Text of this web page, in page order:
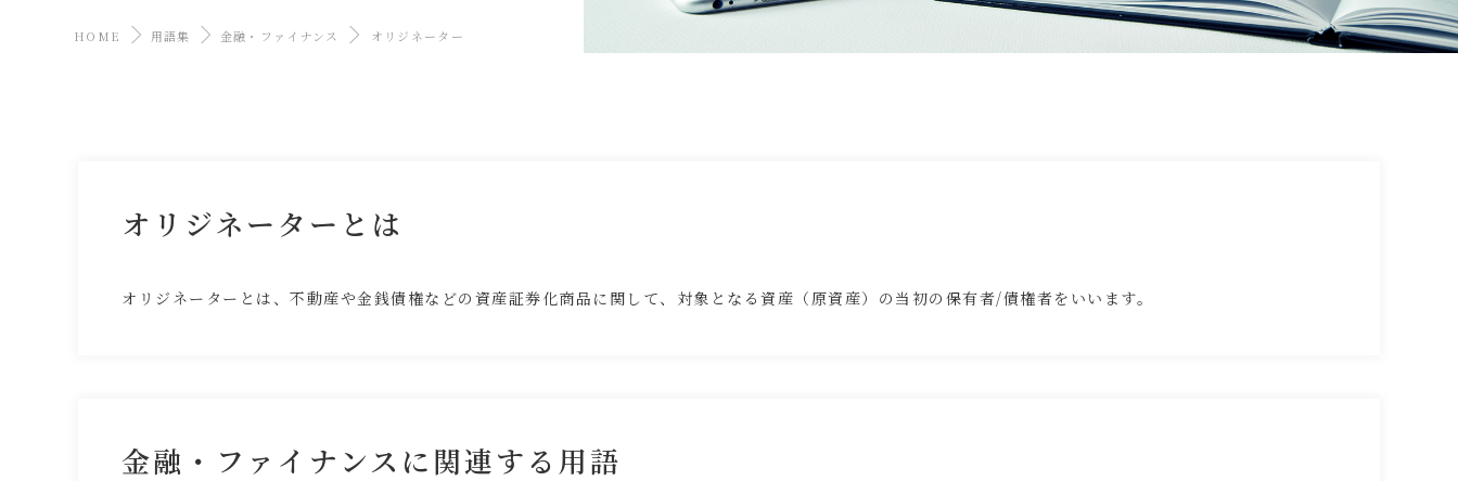
HOME 用語集 金融・ファイナンス オリジネーター
オリジネーターとは
オリジネーターとは、不動産や金銭債権などの資産証券化商品に関して、対象となる資産（原資産）の当初の保有者/債権者をいいます。
金融・ファイナンスに関連する用語